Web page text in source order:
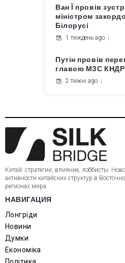
Ван Ї провів
міністром
Білорусі
1 тиждень ago
Путін провів
главою МЗС КНДР
2 тижні ago
Китай: стратегии, влияние, лоббисты.
активности китайских структур в
регионах мира.
НАВИГАЦИЯ
Лонгріди
Новини
Думки
Економіка